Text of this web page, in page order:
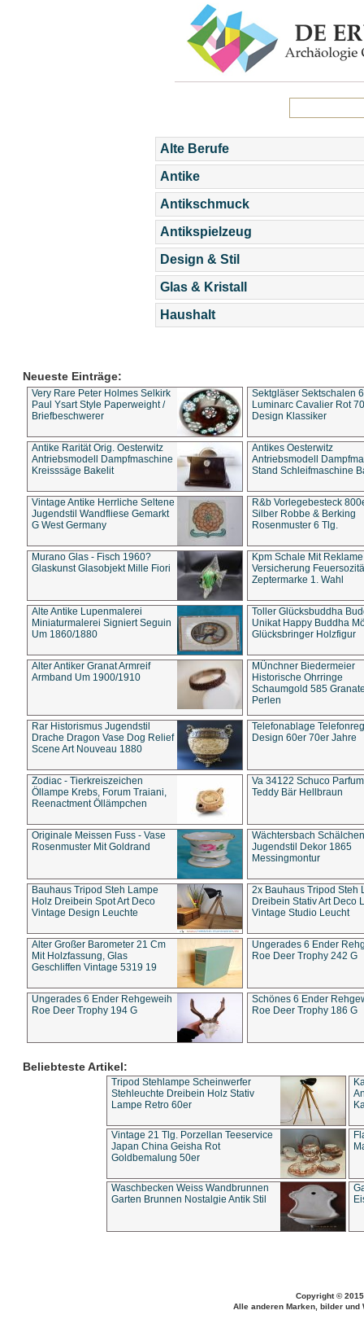
Alte Berufe
Antike
Antikschmuck
Antikspielzeug
Design & Stil
Glas & Kristall
Haushalt
Neueste Einträge:
Very Rare Peter Holmes Selkirk
Paul Ysart Style Paperweight /
Briefbeschwerer
Sektgläser Sektschalen
Luminarc Cavalier Rot
Design Klassiker
Antike Rarität Orig. Oesterwitz
Antriebsmodell Dampfmaschine
Kreisssäge Bakelit
Antikes Oesterwitz
Antriebsmodell
Stand Schleifmaschine
Vintage Antike Herrliche Seltene
Jugendstil Wandfliese Gemarkt
G West Germany
R&b Vorlegebesteck
Silber Robbe & Berking
Rosenmuster 6 Tlg.
Murano Glas - Fisch 1960?
Glaskunst Glasobjekt Mille Fiori
Kpm Schale Mit Reklame
Versicherung
Zeptermarke 1. Wahl
Alte Antike Lupenmalerei
Miniaturmalerei Signiert Seguin
Um 1860/1880
Toller Glücksbuddha
Unikat Happy Buddha
Glücksbringer Holzfigur
Alter Antiker Granat Armreif
Armband Um 1900/1910
MÜnchner Biedermeier
Historische Ohrringe
Schaumgold 585
Perlen
Rar Historismus Jugendstil
Drache Dragon Vase Dog Relief
Scene Art Nouveau 1880
Telefonablage
Design 60er 70er Jahre
Zodiac - Tierkreiszeichen
Öllampe Krebs, Forum Traiani,
Reenactment Öllämpchen
Va 34122 Schuco
Teddy Bär Hellbraun
Originale Meissen Fuss - Vase
Rosenmuster Mit Goldrand
Wächtersbach Schälchen
Jugendstil Dekor 1865
Messingmontur
Bauhaus Tripod Steh Lampe
Holz Dreibein Spot Art Deco
Vintage Design Leuchte
2x Bauhaus Tripod Steh
Dreibein Stativ Art Deco
Vintage Studio Leucht
Alter Großer Barometer 21 Cm
Mit Holzfassung, Glas
Geschliffen Vintage 5319 19
Ungerades 6 Ender
Roe Deer Trophy 242 G
Ungerades 6 Ender Rehgeweih
Roe Deer Trophy 194 G
Schönes 6 Ender
Roe Deer Trophy 186 G
Beliebteste Artikel:
Tripod Stehlampe Scheinwerfer
Stehleuchte Dreibein Holz Stativ
Lampe Retro 60er
Vintage 21 Tlg. Porzellan Teeservice
Japan China Geisha Rot
Goldbemalung 50er
Waschbecken Weiss Wandbrunnen
Garten Brunnen Nostalgie Antik Stil
Copyright ©
Alle anderen Marken, bilder und